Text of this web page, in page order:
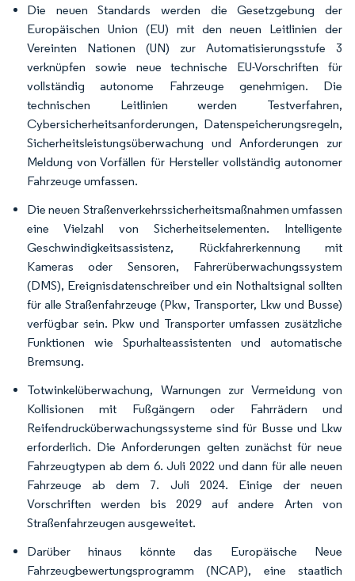
Die neuen Standards werden die Gesetzgebung der
Europäischen Union (EU) mit den neuen Leitlinien der
Vereinten Nationen (UN) zur Automatisierungsstufe 3
verknüpfen sowie neue technische EU-Vorschriften für
vollständig autonome Fahrzeuge genehmigen. Die
technischen Leitlinien werden Testverfahren,
Cybersicherheitsanforderungen, Datenspeicherungsregeln,
Sicherheitsleistungsüberwachung und Anforderungen zur
Meldung von Vorfällen für Hersteller vollständig autonomer
Fahrzeuge umfassen.
Die neuen Straßenverkehrssicherheitsmaßnahmen umfassen
eine Vielzahl von Sicherheitselementen. Intelligente
Geschwindigkeitsassistenz, Rückfahrerkennung mit
Kameras oder Sensoren, Fahrerüberwachungssystem
(DMS), Ereignisdatenschreiber und ein Nothaltsignal sollten
für alle Straßenfahrzeuge (Pkw, Transporter, Lkw und Busse)
verfügbar sein. Pkw und Transporter umfassen zusätzliche
Funktionen wie Spurhalteassistenten und automatische
Bremsung.
Totwinkelüberwachung, Warnungen zur Vermeidung von
Kollisionen mit Fußgängern oder Fahrrädern und
Reifendrucküberwachungssysteme sind für Busse und Lkw
erforderlich. Die Anforderungen gelten zunächst für neue
Fahrzeugtypen ab dem 6. Juli 2022 und dann für alle neuen
Fahrzeuge ab dem 7. Juli 2024. Einige der neuen
Vorschriften werden bis 2029 auf andere Arten von
Straßenfahrzeugen ausgeweitet.
Darüber hinaus könnte das Europäische Neue
Fahrzeugbewertungsprogramm (NCAP), eine staatlich